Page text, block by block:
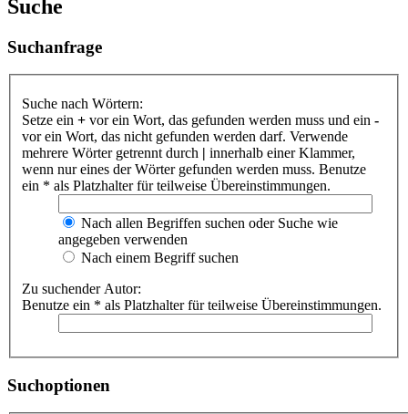
Suche
Suchanfrage
Suche nach Wörtern:
Setze ein + vor ein Wort, das gefunden werden muss und ein -
vor ein Wort, das nicht gefunden werden darf. Verwende
mehrere Wörter getrennt durch | innerhalb einer Klammer,
wenn nur eines der Wörter gefunden werden muss. Benutze
ein * als Platzhalter für teilweise Übereinstimmungen.
Nach allen Begriffen suchen oder Suche wie
angegeben verwenden
Nach einem Begriff suchen
Zu suchender Autor:
Benutze ein * als Platzhalter für teilweise Übereinstimmungen.
Suchoptionen